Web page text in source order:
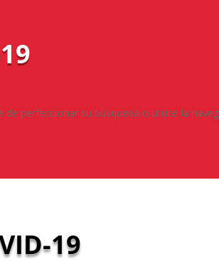
perfeccionar su búsqueda o utilice la
19